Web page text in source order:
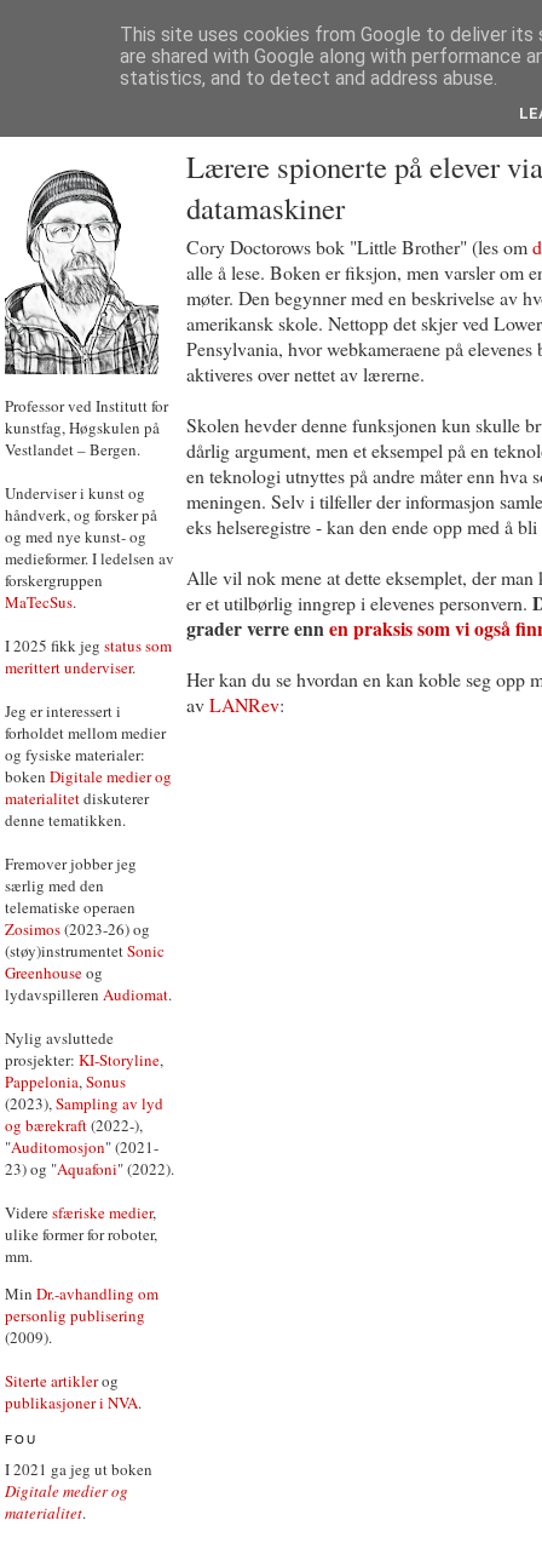
Professor ved Institutt for
kunstfag, Høgskulen på
Vestlandet – Bergen.
Underviser i kunst og
håndverk, og forsker på
og med nye kunst- og
medieformer. I ledelsen av
forskergruppen
MaTecSus.
I 2025 fikk jeg status som
merittert underviser.
Jeg er interessert i
forholdet mellom medier
og fysiske materialer:
boken Digitale medier og
materialitetdiskuterer
denne tematikken.
Fremover jobber jeg
særlig med den
telematiske operaen
Zosimos(2023-26) og
(støy)instrumentetSonic
Greenhouseog
lydavspilleren Audiomat.
Nylig avsluttede
prosjekter: KI-Storyline,
Pappelonia,Sonus
(2023),Sampling av lyd
og bærekraft(2022-),
"Auditomosjon" (2021-
23) og "Aquafoni" (2022).
Videresfæriske medier,
ulike former for roboter,
mm.
Min Dr.-avhandling om
personlig publisering
(2009).
Siterte artiklerog
publikasjoner i NVA.
FOU
I 2021 ga jeg ut boken
Digitale medier og
materialitet.
Lærere spionerte på elever
datamaskiner
Cory Doctorows bok "Little Brother" (les om
alle å lese. Boken er fiksjon, men varsler om
møter. Den begynner med en beskrivelse av
amerikansk skole. Nettopp det skjer ved
Pensylvania, hvor webkameraene på
aktiveres over nettet av lærerne.
Skolen hevder denne funksjonen kun skulle
dårlig argument, men et eksempel på en
en teknologi utnyttes på andre måter enn hva
meningen. Selv i tilfeller der informasjon
eks helseregistre - kan den ende opp med å
Alle vil nok mene at dette eksemplet, der
er et utilbørlig inngrep i elevenes personvern.
grader verre ennen praksis som vi også
Her kan du se hvordan en kan koble seg opp
avLANRev:
This site uses cookies from Google to deliver its
are shared with Google along with performance
statistics, and to detect and address abuse.